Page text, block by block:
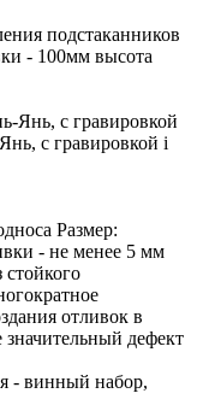
подстаканников
- 100мм высота
с гравировкой i
Размер:
- не менее 5 мм
стойкого
отливок в
дефект